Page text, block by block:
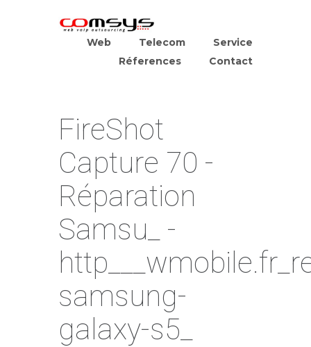
Web Telecom
Service
Réferences
Contact
FireShot
Capture 70 -
Réparation
Samsu_ -
samsung-
galaxy-s5_